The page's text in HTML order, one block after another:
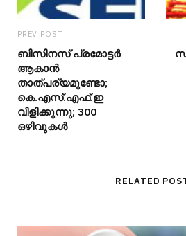
PREV POST
ബിസിനസ് പ്രമോട്ടർ
ആകാന്‍
താത്പര്യമുണ്ടോ;
കെ.എസ്.എഫ്.ഇ
വിളിക്കുന്നു; 300
ഒഴിവുകള്‍
RELATED